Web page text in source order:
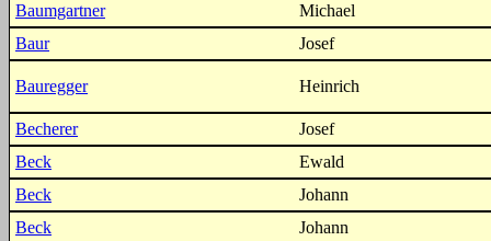
Baumgartner
Michael
Baur
Josef
Bauregger Heinrich
Becherer
Josef
Beck
Ewald
Beck
Johann
Beck
Johann